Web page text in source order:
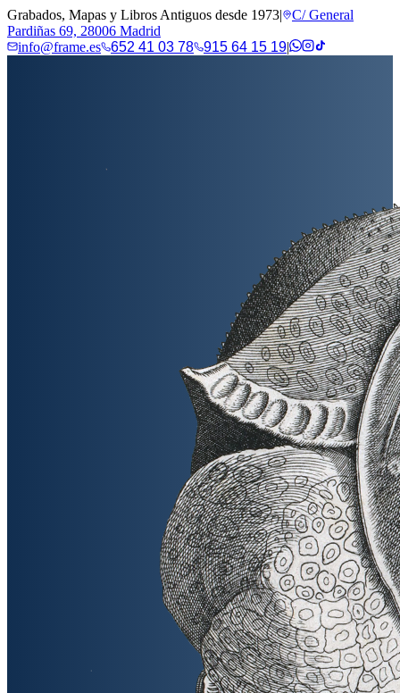
Grabados, Mapas y Libros Antiguos desde 1973|
C/ General
Pardiñas 69, 28006 Madrid
info@frame.es
652 41 03 78 915 64 15 19|